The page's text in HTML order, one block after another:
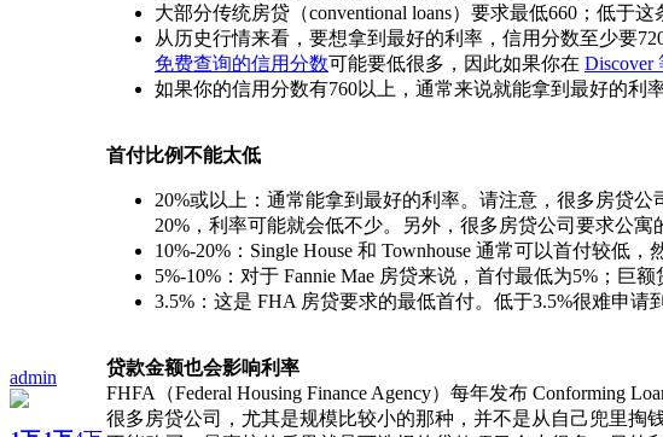
admin
大部分传统房贷（conventional loans）要求最低660；低于
从历史行情来看，要想拿到最好的利率，信用分数至少要
免费查询的信用分数可能要低很多，因此如果你在 Discover
如果你的信用分数有760以上，通常来说就能拿到最好的利
首付比例不能太低
20%或以上：通常能拿到最好的利率。请注意，很多房贷
20%，利率可能就会低不少。另外，很多房贷公司要求公寓
10%-20%：Single House 和 Townhouse 通常可以首付较低
5%-10%：对于 Fannie Mae 房贷来说，首付最低为5%；巨额
3.5%：这是 FHA 房贷要求的最低首付。低于3.5%很难申请
贷款金额也会影响利率
FHFA（Federal Housing Finance Agency）每年发布 Conforming
很多房贷公司，尤其是规模比较小的那种，并不是从自己兜里掏